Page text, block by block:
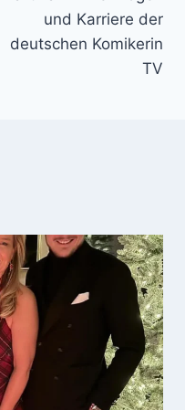
und Karriere der
deutschen Komikerin
TV